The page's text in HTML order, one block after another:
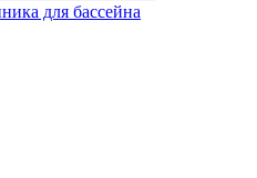
для бассейна